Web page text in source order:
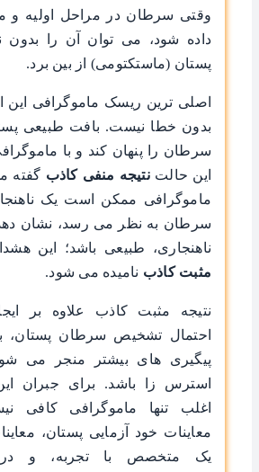
وقتی سرطان در مراحل اولیه و
داده شود، می ‌توان آن را بدون
پستان (ماستکتومی) از بین برد.
اصلی ‌ترین ریسک ماموگرافی این
بدون خطا نیست. بافت طبیعی
سرطان را پنهان کند و با
این حالتنتیجه منفی کاذبگفته
ماموگرافی ممکن است یک
سرطان به نظر می ‌رسد، نشان دهد
ناهنجاری، طبیعی باشد؛ این
مثبت کاذبنامیده می ‌شود.
نتیجه مثبت کاذب علاوه بر
احتمال تشخیص سرطان پستان،
پیگیری ‌های بیشتر منجر می
استرس ‌زا باشد. برای جبران
اغلب تنها ماموگرافی کافی
معاینات خود آزمایی پستان،
یک متخصص با تجربه، و در